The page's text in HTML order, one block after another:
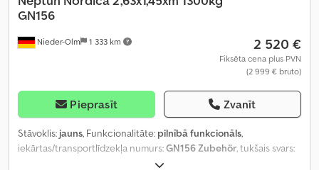
Nieder-Olm 1 333 km
GN156
2 520 €
Fiksēta cena plus PVN
(2 999 € bruto)
Pieprasīt Zvanīt
Stāvoklis: jauns, Funkcionalitāte: pilnībā funkcionāls,
iekārtas/transportlīdzekļa numurs:GN156 Zubehör, tukšais svars:
381 kg